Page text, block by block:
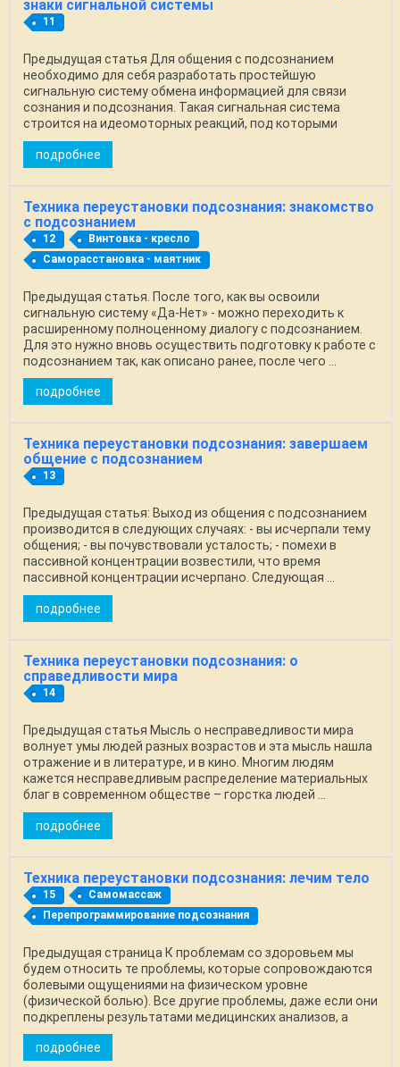
знаки сигнальной системы
11
Предыдущая статья Для общения с подсознанием
необходимо для себя разработать простейшую
сигнальную систему обмена информацией для связи
сознания и подсознания. Такая сигнальная система
строится на идеомоторных реакций, под которыми
понимается любое ...
подробнее
Техника переустановки подсознания: знакомство
с подсознанием
12
Винтовка - кресло
Саморасстановка - маятник
Предыдущая статья. После того, как вы освоили
сигнальную систему «Да-Нет» - можно переходить к
расширенному полноценному диалогу с подсознанием.
Для это нужно вновь осуществить подготовку к работе с
подсознанием так, как описано ранее, после чего ...
подробнее
Техника переустановки подсознания: завершаем
общение с подсознанием
13
Предыдущая статья: Выход из общения с подсознанием
производится в следующих случаях: - вы исчерпали тему
общения; - вы почувствовали усталость; - помехи в
пассивной концентрации возвестили, что время
пассивной концентрации исчерпано. Следующая ...
подробнее
Техника переустановки подсознания: о
справедливости мира
14
Предыдущая статья Мысль о несправедливости мира
волнует умы людей разных возрастов и эта мысль нашла
отражение и в литературе, и в кино. Многим людям
кажется несправедливым распределение материальных
благ в современном обществе – горстка людей ...
подробнее
Техника переустановки подсознания: лечим тело
15
Самомассаж
Перепрограммирование подсознания
Предыдущая страница К проблемам со здоровьем мы
будем относить те проблемы, которые сопровождаются
болевыми ощущениями на физическом уровне
(физической болью). Все другие проблемы, даже если они
подкреплены результатами медицинских анализов, а
также ...
подробнее